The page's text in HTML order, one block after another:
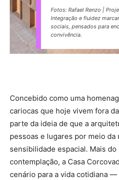
Fotos: Rafael Renzo |
Integração e fluidez
sociais, pensados para
convivência.
Concebido como uma
cariocas que hoje vivem fora
parte da ideia de que a
pessoas e lugares por meio da
sensibilidade espacial. Mais
contemplação, a Casa
cenário para a vida cotidiana